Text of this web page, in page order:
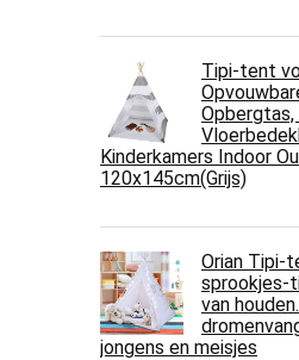
Tipi-tent
Kinderkamers Indoor
120x145cm(Grijs)
Orian Tipi-
sprookjes-
van
jongens en meisjes